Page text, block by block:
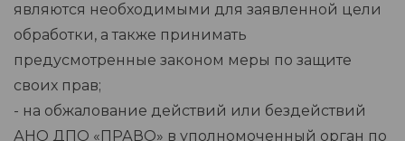
являются необходимыми для заявленной цели
обработки, а также принимать
предусмотренные законом меры по защите
своих прав;
- на обжалование действий или бездействий
АНО ДПО «ПРАВО» в уполномоченный орган по